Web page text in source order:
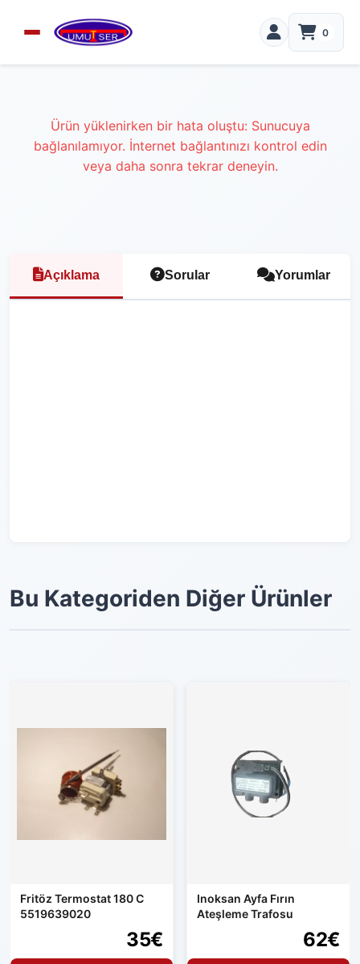
0
Ürün yüklenirken bir hata oluştu: Sunucuya
bağlanılamıyor. İnternet bağlantınızı kontrol edin
veya daha sonra tekrar deneyin.
Açıklama Sorular Yorumlar
Bu Kategoriden Diğer Ürünler
Fritöz Termostat 180 C
5519639020
35€
Inoksan Ayfa Fırın
Ateşleme Trafosu
62€